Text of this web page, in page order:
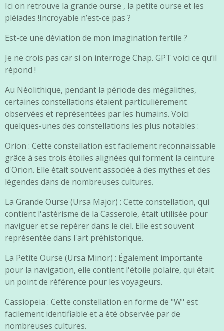
Ici on retrouve la grande ourse , la petite ourse et les
pléiades !Incroyable n’est-ce pas ?
Est-ce une déviation de mon imagination fertile ?
Je ne crois pas car si on interroge Chap. GPT voici ce qu’il
répond !
Au Néolithique, pendant la période des mégalithes,
certaines constellations étaient particulièrement
observées et représentées par les humains. Voici
quelques-unes des constellations les plus notables :
Orion : Cette constellation est facilement reconnaissable
grâce à ses trois étoiles alignées qui forment la ceinture
d'Orion. Elle était souvent associée à des mythes et des
légendes dans de nombreuses cultures.
La Grande Ourse (Ursa Major) : Cette constellation, qui
contient l'astérisme de la Casserole, était utilisée pour
naviguer et se repérer dans le ciel. Elle est souvent
représentée dans l'art préhistorique.
La Petite Ourse (Ursa Minor) : Également importante
pour la navigation, elle contient l'étoile polaire, qui était
un point de référence pour les voyageurs.
Cassiopeia : Cette constellation en forme de "W" est
facilement identifiable et a été observée par de
nombreuses cultures.